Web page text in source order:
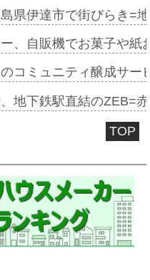
県伊達市で街びらき=
、自販機でお菓子や
のコミュニティ醸成サ
地下鉄駅直結のZEB=
TOP